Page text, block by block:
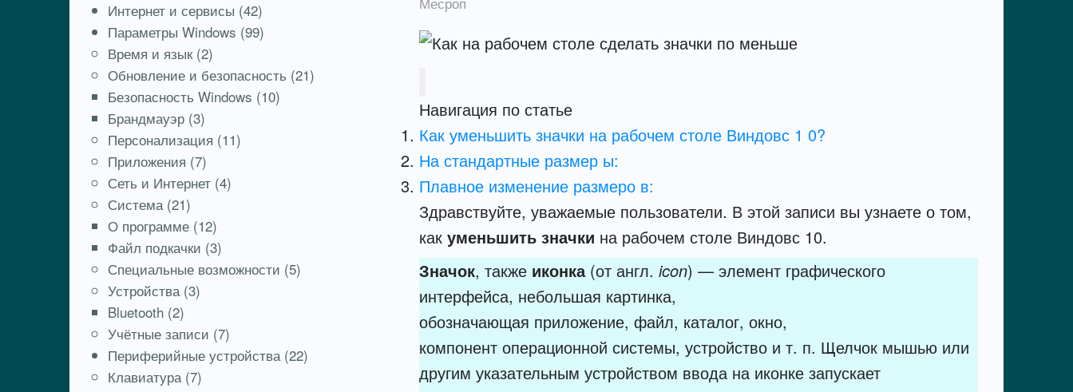
Навигация по статье
Как уменьшить значки на рабочем столе Виндовс 1 0?
На стандартные размер ы:
Плавное изменение размеро в:
Здравствуйте, уважаемые пользователи. В этой записи вы узнаете о том,
как уменьшить значки на рабочем столе Виндовс 10.
Значок, также иконка(от англ. icon) — элемент графического
интерфейса, небольшая картинка,
обозначающая приложение, файл, каталог, окно,
компонент операционной системы, устройство и т. п. Щелчок мышью или
другим указательным устройством ввода на иконке запускает
Интернет и сервисы (42)
Параметры Windows (99)
Время и язык(2)
Обновление и безопасность (21)
Безопасность Windows (10)
Брандмауэр (3)
Персонализация (11)
Приложения (7)
Сеть и Интернет (4)
Система(21)
О программе (12)
Файл подкачки (3)
Специальные возможности (5)
Устройства(3)
Bluetooth (2)
Учётные записи (7)
Периферийные устройства(22)
Клавиатура(7)